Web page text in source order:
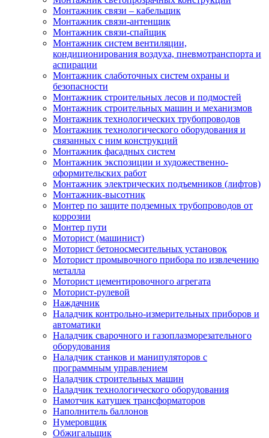
Монтажник связи – кабельщик
Монтажник связи-антенщик
Монтажник связи-спайщик
Монтажник систем вентиляции,
кондиционирования воздуха, пневмотранспорта и
аспирации
Монтажник слаботочных систем охраны и
безопасности
Монтажник строительных лесов и подмостей
Монтажник строительных машин и механизмов
Монтажник технологических трубопроводов
Монтажник технологического оборудования и
связанных с ним конструкций
Монтажник фасадных систем
Монтажник экспозиции и художественно-
оформительских работ
Монтажник электрических подъемников (лифтов)
Монтажник-высотник
Монтер по защите подземных трубопроводов от
коррозии
Монтер пути
Моторист (машинист)
Моторист бетоносмесительных установок
Моторист промывочного прибора по извлечению
металла
Моторист цементировочного агрегата
Моторист-рулевой
Наждачник
Наладчик контрольно-измерительных приборов и
автоматики
Наладчик сварочного и газоплазморезательного
оборудования
Наладчик станков и манипуляторов с
программным управлением
Наладчик строительных машин
Наладчик технологического оборудования
Намотчик катушек трансформаторов
Наполнитель баллонов
Нумеровщик
Обжигальщик